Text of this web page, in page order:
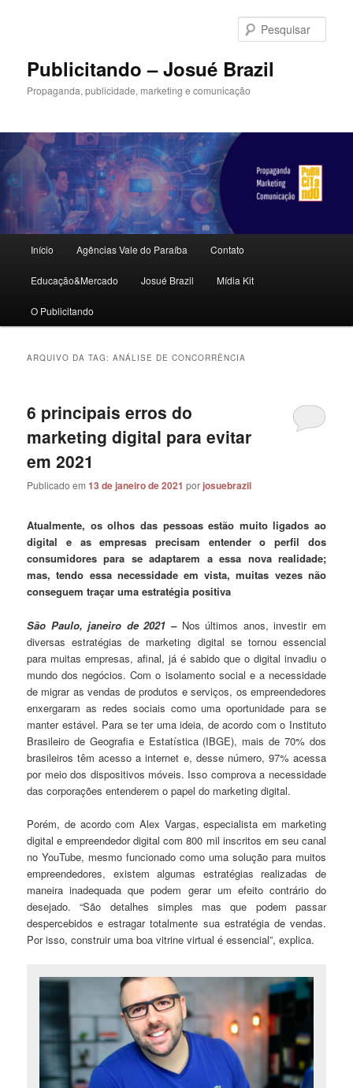
principal
secundárioPublicitando – Josué Brazil
Propaganda, publicidade, marketing e comunicação
principal
Início Agências Vale do Paraíba Contato
Educação&Mercado Josué Brazil Mídia Kit
O Publicitando
ARQUIVO DA TAG:ANÁLISE DE CONCORRÊNCIA
6 principais erros do
marketing digital para evitar
em 2021
Publicado em13 de janeiro de 2021 porjosuebrazil
Atualmente, os olhos das pessoas estão muito ligados ao
digital e as empresas precisam entender o perfil dos
consumidores para se adaptarem a essa nova realidade;
mas, tendo essa necessidade em vista, muitas vezes não
conseguem traçar uma estratégia positiva
São Paulo, janeiro de 2021 –Nos últimos anos, investir em
diversas estratégias de marketing digital se tornou essencial
para muitas empresas, afinal, já é sabido que o digital invadiu o
mundo dos negócios. Com o isolamento social e a necessidade
de migrar as vendas de produtos e serviços, os empreendedores
enxergaram as redes sociais como uma oportunidade para se
manter estável. Para se ter uma ideia, de acordo com o Instituto
Brasileiro de Geografia e Estatística (IBGE), mais de 70% dos
brasileiros têm acesso a internet e, desse número, 97% acessa
por meio dos dispositivos móveis. Isso comprova a necessidade
das corporações entenderem o papel do marketing digital.
Porém, de acordo com Alex Vargas, especialista em marketing
digital e empreendedor digital com 800 mil inscritos em seu canal
no YouTube, mesmo funcionado como uma solução para muitos
empreendedores, existem algumas estratégias realizadas de
maneira inadequada que podem gerar um efeito contrário do
desejado. “São detalhes simples mas que podem passar
despercebidos e estragar totalmente sua estratégia de vendas.
Por isso, construir uma boa vitrine virtual é essencial”, explica.